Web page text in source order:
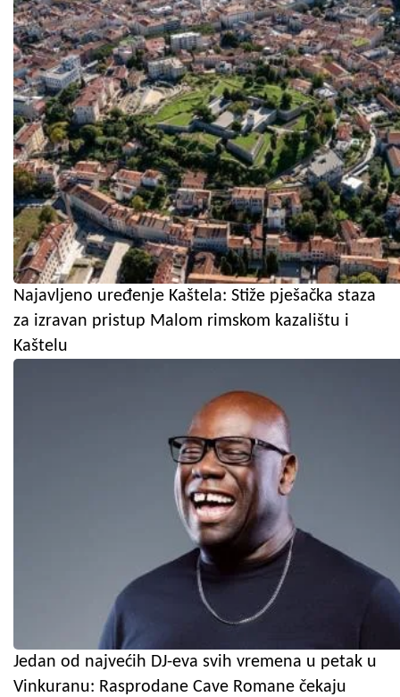
Najavljeno uređenje Kaštela: Stiže pješačka staza
za izravan pristup Malom rimskom kazalištu i
Kaštelu
Jedan od najvećih DJ-eva svih vremena u petak u
Vinkuranu: Rasprodane Cave Romane čekaju